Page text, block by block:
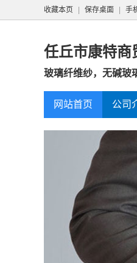
收藏本页 保存桌面 手
任丘市康特商
玻璃纤维纱，无碱玻
网站首页 公司